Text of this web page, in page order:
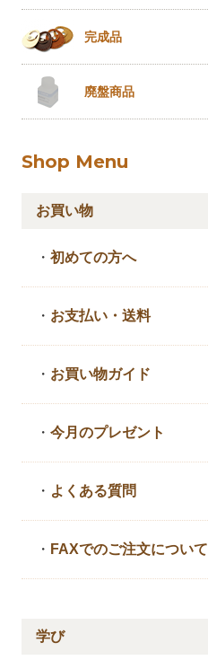
完成品
廃盤商品
Shop Menu
お買い物
・初めての方へ
・ お支払い・送料
・ お買い物ガイド
・今月のプレゼント
・ よくある質問
・ FAXでのご注文について
学び